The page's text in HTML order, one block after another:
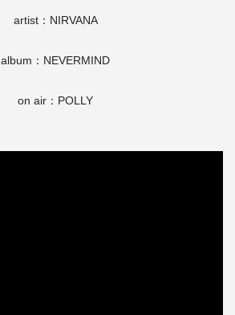
artist：NIRVANA
album：NEVERMIND
on air：POLLY